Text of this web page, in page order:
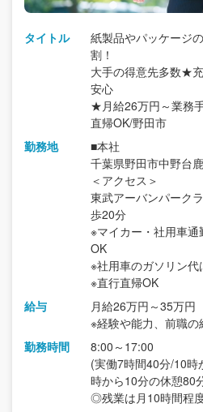
タイトル
紙製品やパッケージ
割！
大手の得意先多数★
安心
★月給26万円～業務
直帰OK/野田市
勤務地
■本社
千葉県野田市中野台
＜アクセス＞
東武アーバンパーク
歩20分
※マイカー・社用車
OK
※社用車のガソリン代
※直行直帰OK
給与
月給26万円～35万円
※経験や能力、前職の
勤務時間
8:00～17:00
(実働7時間40分/10
時から10分の休憩80
◎残業は月10時間程度